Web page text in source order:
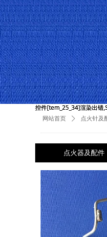
网站首页 ꄲ 点火针及
控件[tem_25_34]渲染出错
点火器及配件
控件[tem_25_34]渲染出错